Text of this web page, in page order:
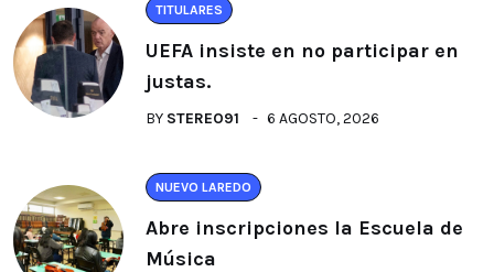
TITULARES
UEFA insiste en no participar en
justas.
BY STEREO91 6 AGOSTO, 2026
NUEVO LAREDO
Abre inscripciones la Escuela de
Música